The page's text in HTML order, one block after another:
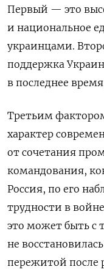
Первый — это
и национальное
украинцами.
поддержка
в последнее
Третьим
характер
от сочетания
командования,
Россия, по его
трудности в
это может быть с
не
пережитой после